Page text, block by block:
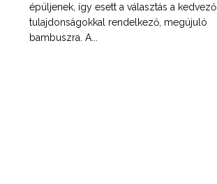
épüljenek, így esett a választás a kedvező
tulajdonságokkal rendelkező, megújuló
bambuszra. A...